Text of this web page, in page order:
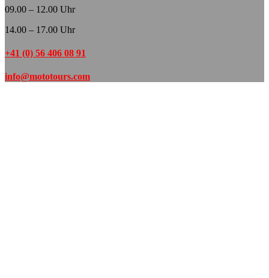
09.00 – 12.00 Uhr
14.00 – 17.00 Uhr
+41 (0) 56 406 08 91
info@mototours.com